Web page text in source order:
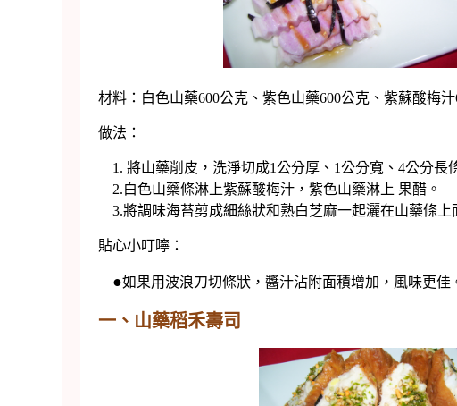
材料：白色山藥600公克、紫色山藥600公克、紫蘇酸梅
做法：
1. 將山藥削皮，洗淨切成1公分厚、1公分寬、4公分長
2.白色山藥條淋上紫蘇酸梅汁，紫色山藥淋上 果醋。
3.將調味海苔剪成細絲狀和熟白芝麻一起灑在山藥條上
貼心小叮嚀：
●如果用波浪刀切條狀，醬汁沾附面積增加，風味更佳
一、山藥稻禾壽司